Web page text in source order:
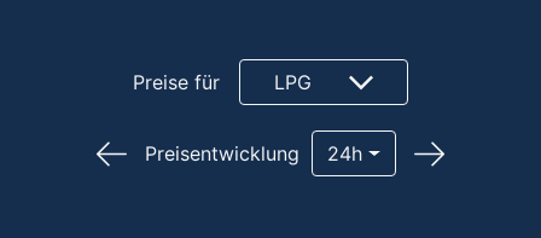
Preise für LPG
Preisentwicklung 24h